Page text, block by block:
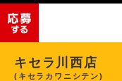
キセラ川西店
(キセラカワニシテン)